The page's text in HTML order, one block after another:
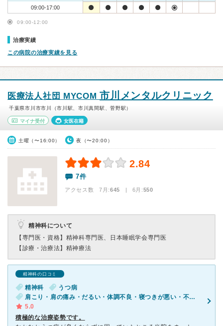
09:00-17:00
09:00-12:00
治療実績
この病院の治療実績を見る
医療法人社団 MYCOM市川メンタルクリニック
千葉県市川市市川（市川駅、市川真間駅、菅野駅）
マイナ受付 女医在籍
土曜（〜16:00） 夜（〜20:00）
2.84
7件
アクセス数 7月:645 | 6月:550
精神科について
【専門医・資格】 精神科専門医、日本睡眠学会専門医
【診療・治療法】 精神療法
精神科の口コミ
精神科
うつ病
肩こり・肩の痛み・だるい・体調不良・寝つきが悪い・不眠・気が滅入る・不安・物忘れがひどい
5.0
積極的な治療姿勢です。